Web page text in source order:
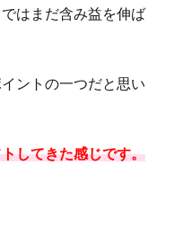
はまだ含み益を伸ば
ントの一つだと思い
してきた感じです。